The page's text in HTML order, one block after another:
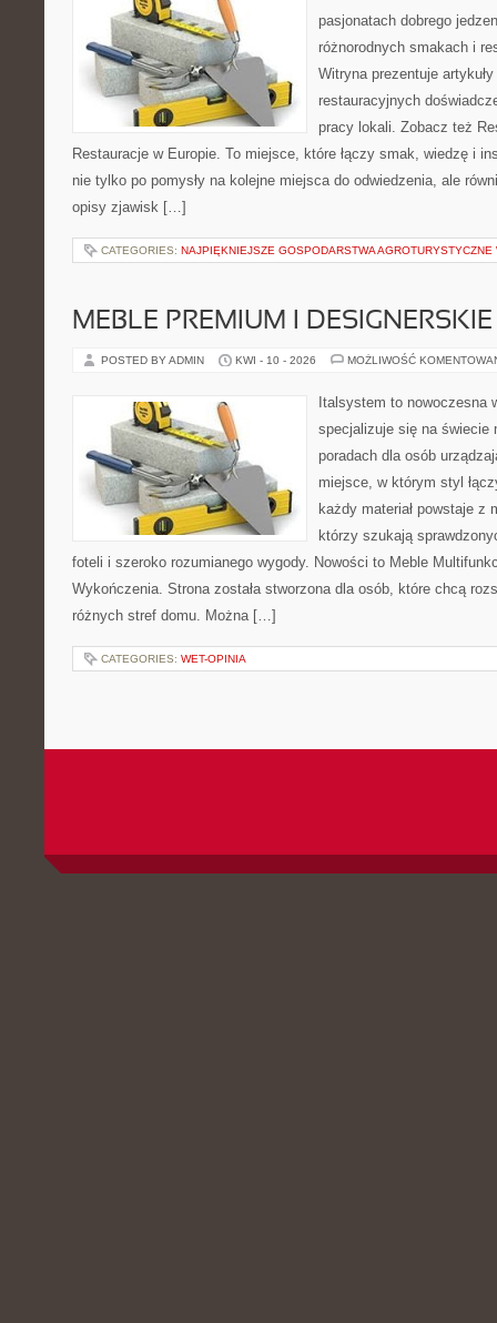
pasjonatach dobrego
różnorodnych smakach i
Witryna prezentuje
restauracyjnych
pracy lokali. Zobacz też
Restauracje w Europie. To miejsce, które łączy smak, wiedzę i
nie tylko po pomysły na kolejne miejsca do odwiedzenia, ale
opisy zjawisk […]
CATEGORIES: NAJPIĘKNIEJSZE GOSPODARSTWA AGROTURYSTYCZNE
MEBLE PREMIUM I DESIGNERSKIE
POSTED BY ADMIN KWI - 10 - 2026 MOŻLIWOŚĆ
Italsystem to nowoczesna
specjalizuje się na świecie
poradach dla osób
miejsce, w którym styl
każdy materiał powstaje z
którzy szukają
foteli i szeroko rozumianego wygody. Nowości to Meble
Wykończenia. Strona została stworzona dla osób, które chcą
różnych stref domu. Można […]
CATEGORIES: WET-OPINIA